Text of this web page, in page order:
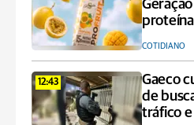
COTIDIANO
12:43
Gaeco
de
tráfico